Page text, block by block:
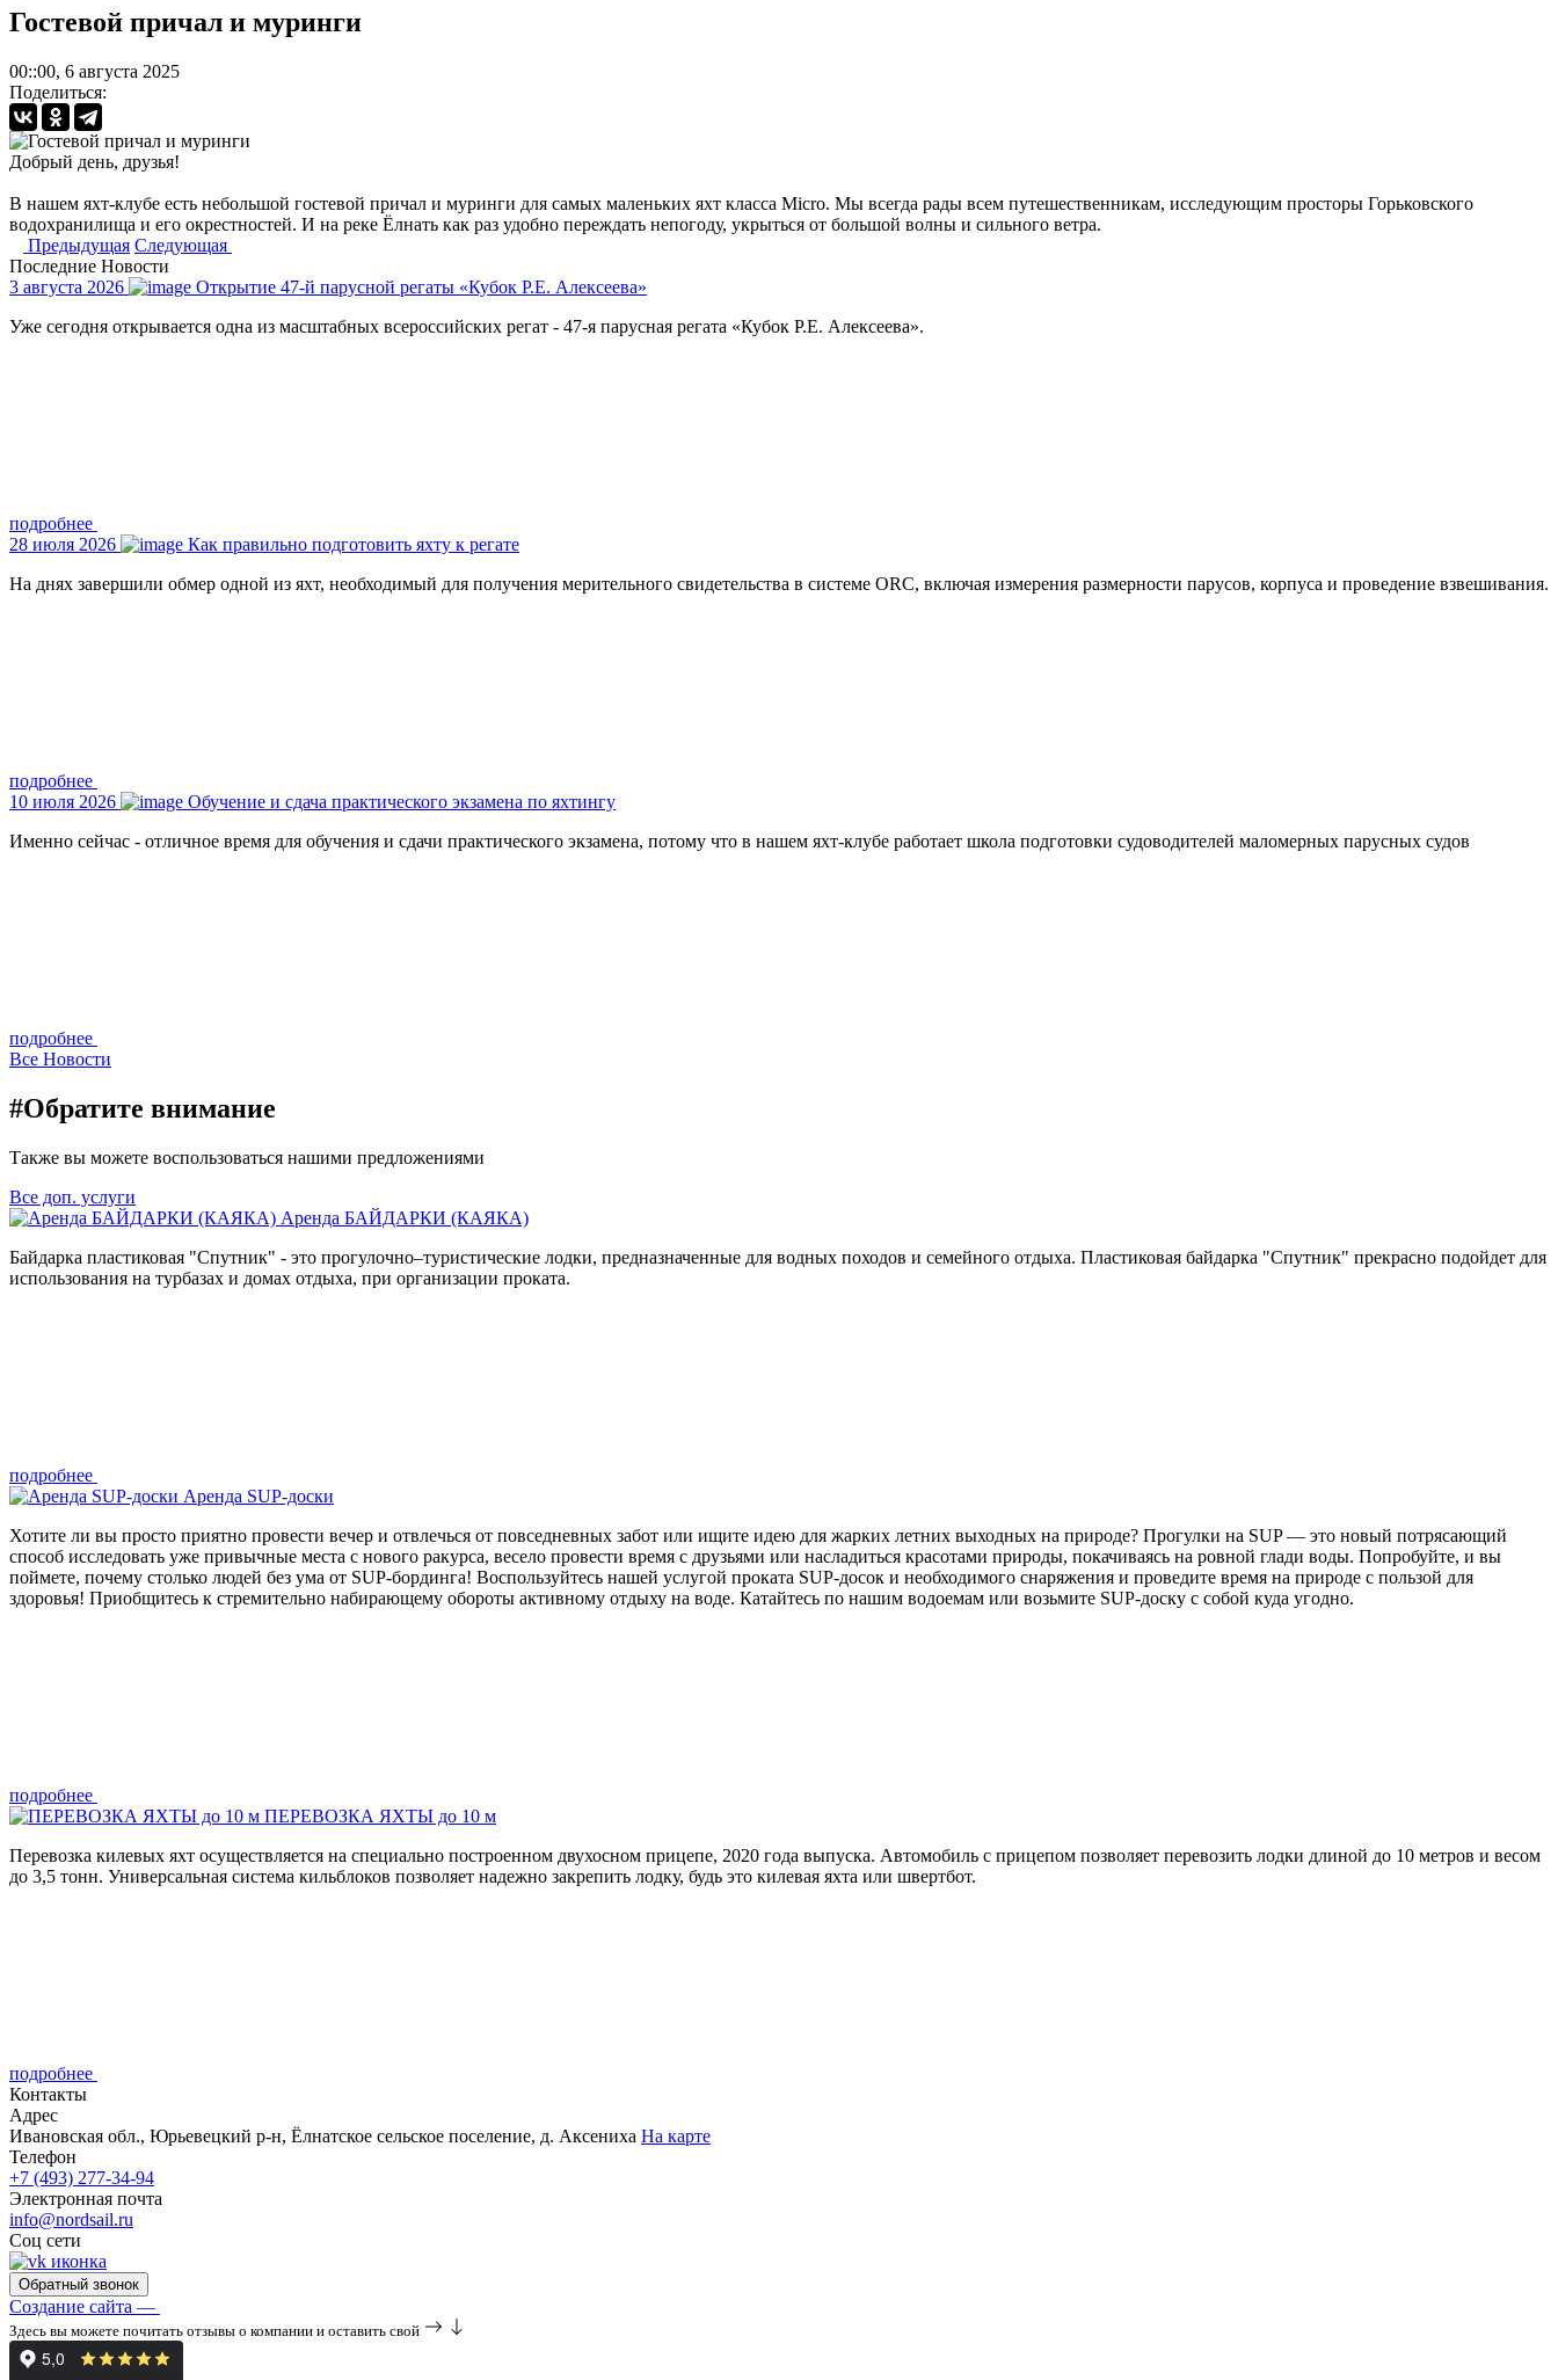
Гостевой причал и муринги
00::00, 6 августа 2025
Поделиться:
Добрый день, друзья!
В нашем яхт-клубе есть небольшой гостевой причал и муринги для самых маленьких яхт класса Micro. Мы всегда рады всем путешественникам, исследующим просторы Горьковского
водохранилища и его окрестностей. И на реке Ёлнать как раз удобно переждать непогоду, укрыться от большой волны и сильного ветра.
Предыдущая Следующая
Последние Новости
3 августа 2026
Открытие 47-й парусной регаты «Кубок Р.Е. Алексеева»
Уже сегодня открывается одна из масштабных всероссийских регат - 47-я парусная регата «Кубок Р.Е. Алексеева».
подробнее
28 июля 2026
Как правильно подготовить яхту к регате
На днях завершили обмер одной из яхт, необходимый для получения мерительного свидетельства в системе ORC, включая измерения размерности парусов, корпуса и проведение взвешивания.
подробнее
10 июля 2026
Обучение и сдача практического экзамена по яхтингу
Именно сейчас - отличное время для обучения и сдачи практического экзамена, потому что в нашем яхт-клубе работает школа подготовки судоводителей маломерных парусных судов
подробнее
Все Новости
#Обратите внимание
Также вы можете воспользоваться нашими предложениями
Все доп. услуги
Аренда БАЙДАРКИ (КАЯКА)
Байдарка пластиковая "Спутник" - это прогулочно–туристические лодки, предназначенные для водных походов и семейного отдыха. Пластиковая байдарка "Спутник" прекрасно подойдет для
использования на турбазах и домах отдыха, при организации проката.
подробнее
Аренда SUP-доски
Хотите ли вы просто приятно провести вечер и отвлечься от повседневных забот или ищите идею для жарких летних выходных на природе? Прогулки на SUP — это новый потрясающий
способ исследовать уже привычные места с нового ракурса, весело провести время с друзьями или насладиться красотами природы, покачиваясь на ровной глади воды. Попробуйте, и вы
поймете, почему столько людей без ума от SUP-бординга! Воспользуйтесь нашей услугой проката SUP-досок и необходимого снаряжения и проведите время на природе с пользой для
здоровья! Приобщитесь к стремительно набирающему обороты активному отдыху на воде. Катайтесь по нашим водоемам или возьмите SUP-доску с собой куда угодно.
подробнее
ПЕРЕВОЗКА ЯХТЫ до 10 м
Перевозка килевых яхт осуществляется на специально построенном двухосном прицепе, 2020 года выпуска. Автомобиль с прицепом позволяет перевозить лодки длиной до 10 метров и весом
до 3,5 тонн. Универсальная система кильблоков позволяет надежно закрепить лодку, будь это килевая яхта или швертбот.
подробнее
Контакты
Адрес
Ивановская обл., Юрьевецкий р-н, Ёлнатское сельское поселение, д. Аксениха На карте
Телефон
+7 (493) 277-34-94
Электронная почта
info@nordsail.ru
Соц сети
Обратный звонок
Создание сайта —
Здесь вы можете почитать отзывы о компании и оставить свой